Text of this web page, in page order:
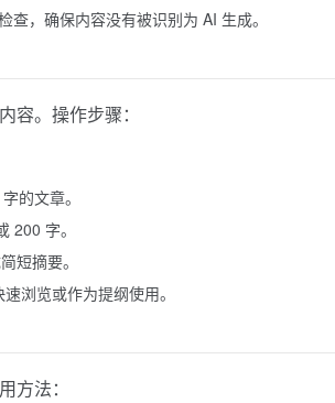
查，确保内容没有被识别为 AI 生成。
容。操作步骤：
的文章。
200 字。
短摘要。
浏览或作为提纲使用。
方法：